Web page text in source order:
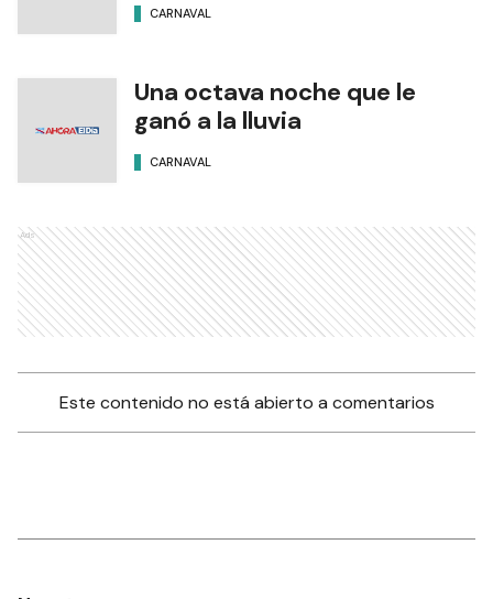
CARNAVAL
Una octava noche que le
ganó a la lluvia
CARNAVAL
Ads
Este contenido no está abierto a comentarios